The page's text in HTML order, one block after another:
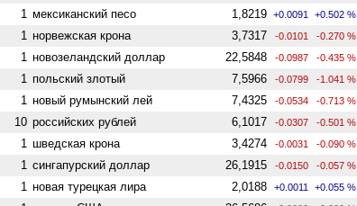
1 мексиканский песо 1,8219 +0.0091 +0.502 %
1 норвежская крона 3,7317 -0.0101 -0.270 %
1 ново­зеландский доллар 22,5848 -0.0987 -0.435 %
1 польский злотый 7,5966 -0.0799 -1.041 %
1 новый румынский лей 7,4325 -0.0534 -0.713 %
10 российских рублей 6,1017 -0.0307 -0.501 %
1 шведская крона 3,4274 -0.0031 -0.090 %
1 сингапурский доллар 26,1915 -0.0150 -0.057 %
1 новая турецкая лира 2,0188 +0.0011 +0.055 %